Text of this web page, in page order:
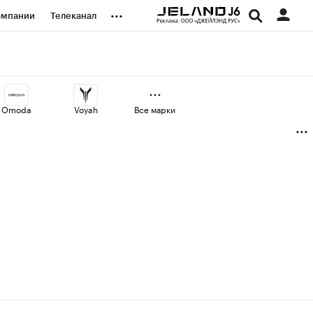
Телеканал ...
Omoda Voyah Все марки